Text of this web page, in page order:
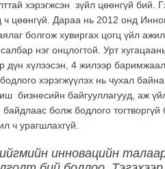
хэрэгжсэн зүйл цөөнгүй бий.
ч цөөнгүй. Дараа нь 2012 онд
болгож хувиргах цогц үйл
нэг онцлогтой. Урт
хүлээсэн, 4 жилээр
хэрэгжүүлэх нь чухал
бизнесийн байгууллагууд, аж
болж бодлого
ч урагшлахгүй.
инновацийн